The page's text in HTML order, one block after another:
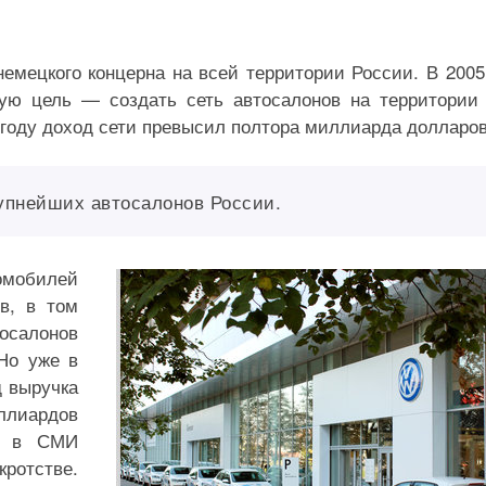
концерна на всей территории России. В
цель — создать сеть автосалонов на территории
доход сети превысил полтора миллиарда
автосалонов России.
в том
уже в
выручка
в СМИ